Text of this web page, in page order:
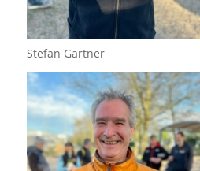
Stefan Gärtner